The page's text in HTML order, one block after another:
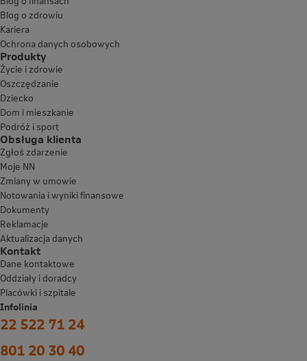
Blog o zdrowiu
Kariera
Ochrona danych osobowych
Produkty
Życie i zdrowie
Oszczędzanie
Dziecko
Dom i mieszkanie
Podróż i sport
Obsługa klienta
Zgłoś zdarzenie
Moje NN
Zmiany w umowie
Notowania i wyniki finansowe
Dokumenty
Reklamacje
Aktualizacja danych
Kontakt
Dane kontaktowe
Oddziały i doradcy
Placówki i szpitale
Infolinia
22 522 71 24
801 20 30 40